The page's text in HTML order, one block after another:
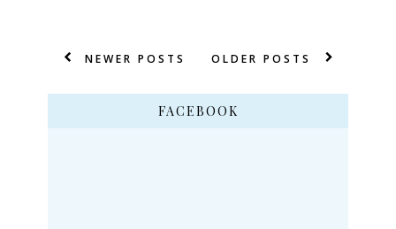
NEWER POSTS OLDER POSTS
FACEBOOK